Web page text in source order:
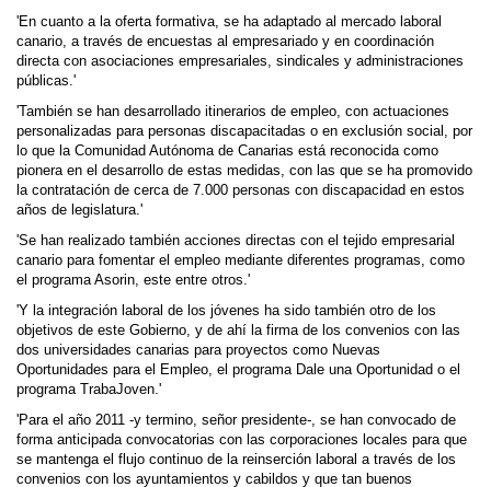
'En cuanto a la oferta formativa, se ha adaptado al mercado laboral
canario, a través de encuestas al empresariado y en coordinación
directa con asociaciones empresariales, sindicales y administraciones
públicas.'
'También se han desarrollado itinerarios de empleo, con actuaciones
personalizadas para personas discapacitadas o en exclusión social, por
lo que la Comunidad Autónoma de Canarias está reconocida como
pionera en el desarrollo de estas medidas, con las que se ha promovido
la contratación de cerca de 7.000 personas con discapacidad en estos
años de legislatura.'
'Se han realizado también acciones directas con el tejido empresarial
canario para fomentar el empleo mediante diferentes programas, como
el programa Asorin, este entre otros.'
'Y la integración laboral de los jóvenes ha sido también otro de los
objetivos de este Gobierno, y de ahí la firma de los convenios con las
dos universidades canarias para proyectos como Nuevas
Oportunidades para el Empleo, el programa Dale una Oportunidad o el
programa TrabaJoven.'
'Para el año 2011 -y termino, señor presidente-, se han convocado de
forma anticipada convocatorias con las corporaciones locales para que
se mantenga el flujo continuo de la reinserción laboral a través de los
convenios con los ayuntamientos y cabildos y que tan buenos